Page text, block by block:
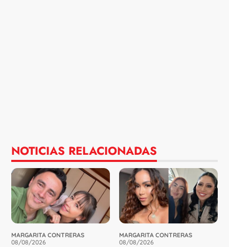
NOTICIAS RELACIONADAS
MARGARITA CONTRERAS
08/08/2026
MARGARITA CONTRERAS
08/08/2026